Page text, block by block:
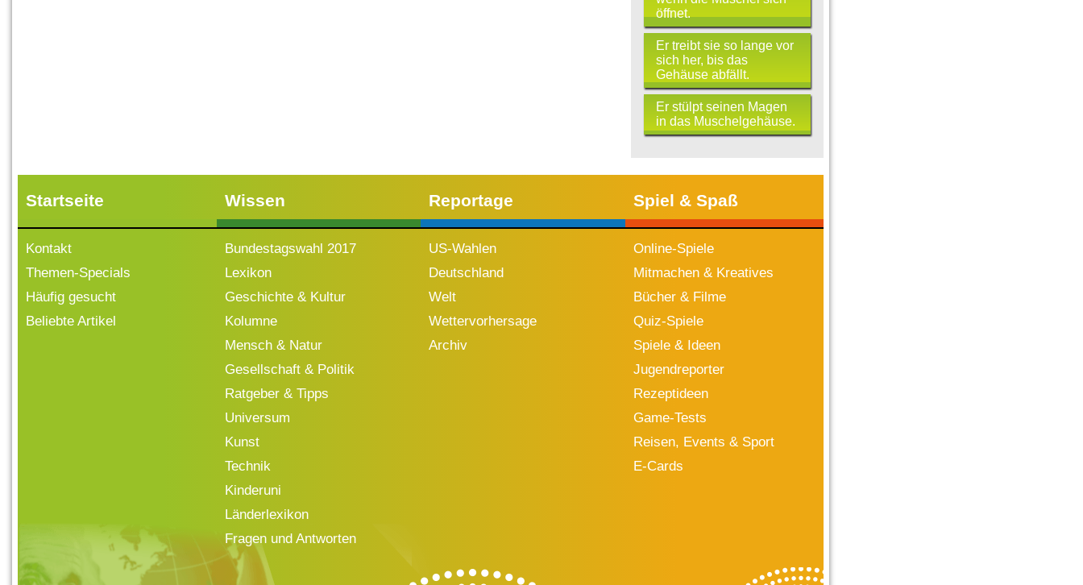
öffnet.
Er treibt sie so lange vor
sich her, bis das
Gehäuse abfällt.
Er stülpt seinen Magen
in das Muschelgehäuse.
Startseite
Kontakt
Themen-Specials
Häufig gesucht
Beliebte Artikel
Wissen
Bundestagswahl 2017
Lexikon
Geschichte & Kultur
Kolumne
Mensch & Natur
Gesellschaft & Politik
Ratgeber & Tipps
Universum
Kunst
Technik
Kinderuni
Länderlexikon
Fragen und Antworten
Reportage
US-Wahlen
Deutschland
Welt
Wettervorhersage
Archiv
Spiel & Spaß
Online-Spiele
Mitmachen & Kreatives
Bücher & Filme
Quiz-Spiele
Spiele & Ideen
Jugendreporter
Rezeptideen
Game-Tests
Reisen, Events & Sport
E-Cards